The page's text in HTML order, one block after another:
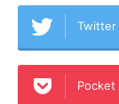
Twitter
Pocket